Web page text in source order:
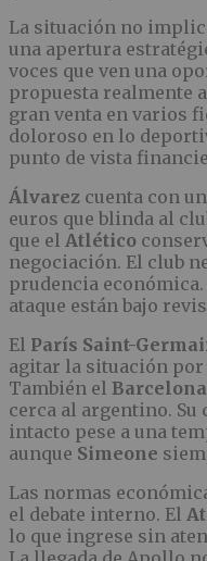
La situación no
una apertura
voces que ven una
propuesta realmente
gran venta en varios
doloroso en lo
punto de vista
Álvarez cuenta con
euros que blinda al
que el Atlético
negociación. El club
prudencia económica.
ataque están bajo
El París Saint-
agitar la situación por
También el Barcelona
cerca al argentino.
intacto pese a una
aunque Simeone
Las normas
el debate interno. El
lo que ingrese sin